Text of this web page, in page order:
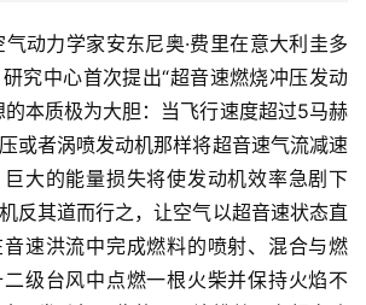
动力学家安东尼奥·费里在意大利圭多
究中心首次提出“超音速燃烧冲压发动
的本质极为大胆：当飞行速度超过5马赫
或者涡喷发动机那样将超音速气流减速
大的能量损失将使发动机效率急剧下
反其道而行之，让空气以超音速状态直
速洪流中完成燃料的喷射、混合与燃
级台风中点燃一根火柴并保持火焰不